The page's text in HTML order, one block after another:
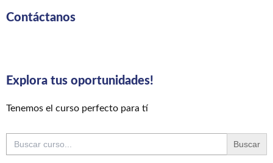
Contáctanos
Explora tus oportunidades!
Tenemos el curso perfecto para tí
Buscar: